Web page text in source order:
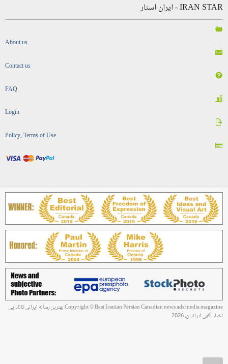
IRAN STAR - ایران استار
About us
Contact us
FAQ
Login
Policy, Terms of Use
Copyright © Best Iranian Persian Canadian news ads media magazine بهترین رسانه ایرانی کانادایی
اخبار آگهی ایرانیان, 2026